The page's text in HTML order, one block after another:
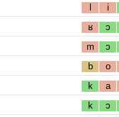
l i
ʁ ɔ
m ɔ
b o
k a
k ɔ